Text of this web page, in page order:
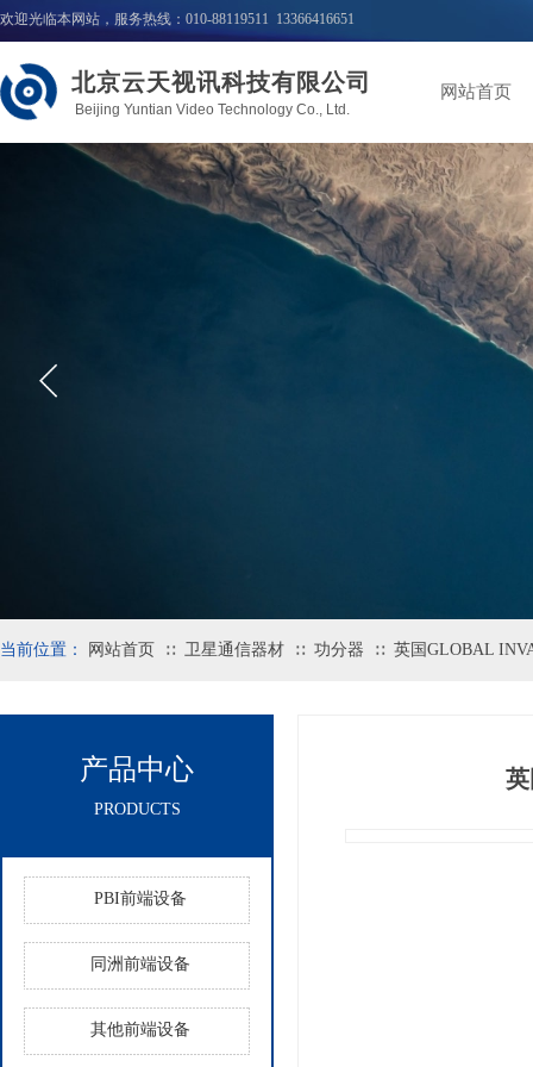
欢迎光临本网站，服务热线：010-88119511 13366416651
北京云天视讯科技有限公司
Beijing Yuntian Video Technology Co., Ltd.
网站首页
网站首页 ∷ 卫星通信器材 ∷ 功分器 ∷ 英国GLOBAL
当前位置：
产品中心
PRODUCTS
PBI前端设备
同洲前端设备
其他前端设备